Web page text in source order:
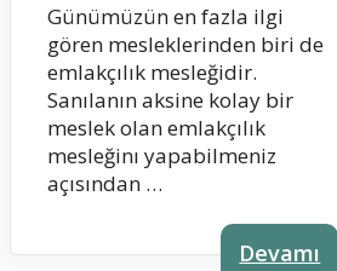
Günümüzün en fazla ilgi
gören mesleklerinden biri de
emlakçılık mesleğidir.
Sanılanın aksine kolay bir
meslek olan emlakçılık
mesleğinı yapabilmeniz
açısından …
Devamı